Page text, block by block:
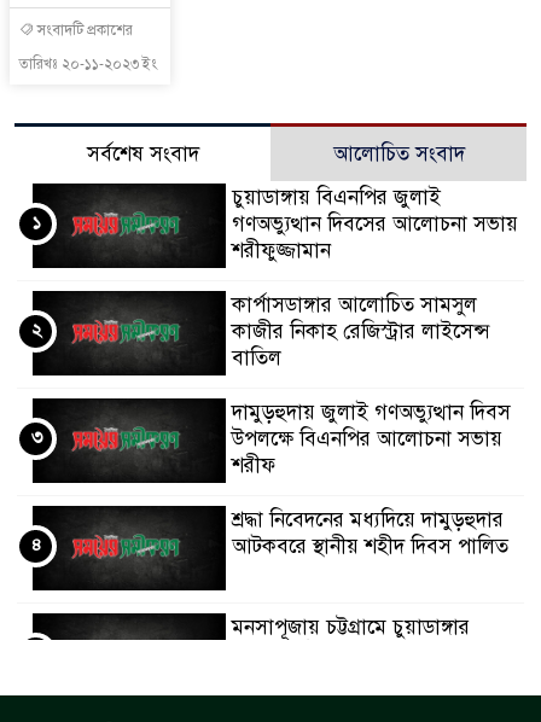
সংবাদটি প্রকাশের
তারিখঃ ২০-১১-২০২৩ ইং
সর্বশেষ সংবাদ
আলোচিত সংবাদ
চুয়াডাঙ্গায় বিএনপির জুলাই
গণঅভ্যুত্থান দিবসের আলোচনা সভায়
শরীফুজ্জামান
১
কার্পাসডাঙ্গার আলোচিত সামসুল
কাজীর নিকাহ রেজিস্ট্রার লাইসেন্স
বাতিল
২
দামুড়হুদায় জুলাই গণঅভ্যুত্থান দিবস
উপলক্ষে বিএনপির আলোচনা সভায়
শরীফ
৩
শ্রদ্ধা নিবেদনের মধ্যদিয়ে দামুড়হুদার
আটকবরে স্থানীয় শহীদ দিবস পালিত
৪
মনসাপূজায় চট্টগ্রামে চুয়াডাঙ্গার